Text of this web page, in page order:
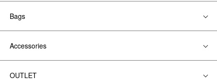
Bags
Accessories
OUTLET